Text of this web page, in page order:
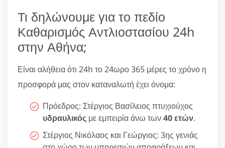
Τι δηλώνουμε για το πεδίο
Καθαρισμός Αντλιοστασίου 24h
στην Αθήνα;
Είναι αλήθεια ότι 24h το 24ωρο 365 μέρες το χρόνο η
προσφορά μας στον καταναλωτή έχει όνομα:
Πρόεδρος: Στέργιος Βασίλειος πτυχιούχος
υδραυλικός με εμπειρία άνω των40 ετών.
Στέργιος Νικόλαος και Γεώργιος: 3ης γενιάς